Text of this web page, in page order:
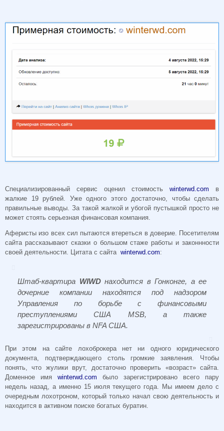
Специализированный сервис оценил стоимостьwinterwd.com в
жалкие 19 рублей. Уже одного этого достаточно, чтобы сделать
правильные выводы. За такой жалкой и убогой пустышкой просто не
может стоять серьезная финансовая компания.
Аферисты изо всех сил пытаются втереться в доверие. Посетителям
сайта рассказывают сказки о большом стаже работы и законнности
своей деятельности. Цитата с сайта winterwd.com:
Штаб-квартира WIWDнаходится в Гонконге, а ее
дочерние компании находятся под надзором
Управления по борьбе с финансовыми
преступлениями США MSB, а также
зарегистрированы в NFA США.
При этом на сайте лохоброкера нет ни одного юридического
документа, подтверждающего столь громкие заявления. Чтобы
понять, что жулики врут, достаточно проверить «возраст» сайта.
Доменное имя winterwd.com было зарегистрировано всего пару
недель назад, а именно 15 июля текущего года. Мы имеем дело с
очередным лохотроном, который только начал свою деятельность и
находится в активном поиске богатых буратин.